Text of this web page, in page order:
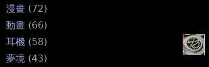
漫畫 (72)
動畫 (66)
耳機 (58)
夢境 (43)